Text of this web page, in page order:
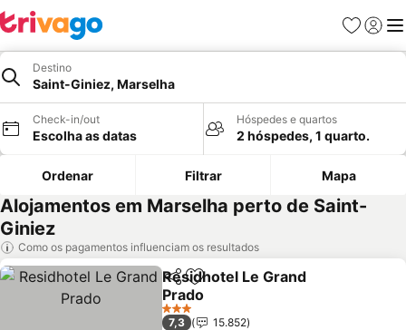
Favoritos
Iniciar
Destino
Saint-Giniez, Marselha
Check-in/out
Escolha as datas
Hóspedes e quartos
2 hóspedes, 1 quarto.
Ordenar Filtrar Mapa
Alojamentos em Marselha perto de Saint-
Giniez
Como os pagamentos influenciam os resultados
PartilharAdicionar aos favoritos
Residhotel Le Grand
Prado
3 Estrelas
7,3
15.852